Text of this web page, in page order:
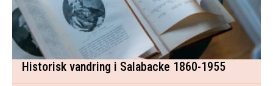
Historisk vandring i Salabacke 1860-1955